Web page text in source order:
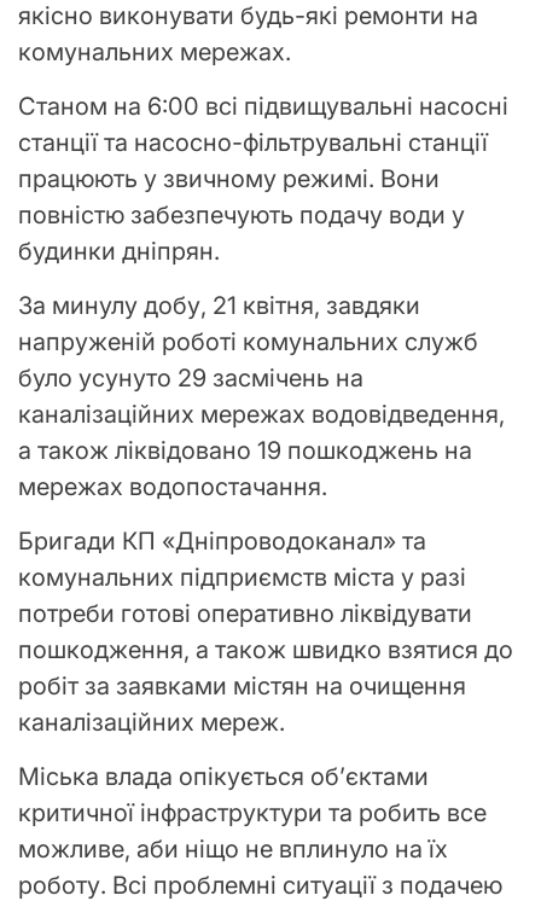
якісно виконувати будь-які ремонти на
комунальних мережах.
Станом на 6:00 всі підвищувальні насосні
станції та насосно-фільтрувальні станції
працюють у звичному режимі. Вони
повністю забезпечують подачу води у
будинки дніпрян.
За минулу добу, 21 квітня, завдяки
напруженій роботі комунальних служб
було усунуто 29 засмічень на
каналізаційних мережах водовідведення,
а також ліквідовано 19 пошкоджень на
мережах водопостачання.
Бригади КП «Дніпроводоканал» та
комунальних підприємств міста у разі
потреби готові оперативно ліквідувати
пошкодження, а також швидко взятися до
робіт за заявками містян на очищення
каналізаційних мереж.
Міська влада опікується об’єктами
критичної інфраструктури та робить все
можливе, аби ніщо не вплинуло на їх
роботу. Всі проблемні ситуації з подачею